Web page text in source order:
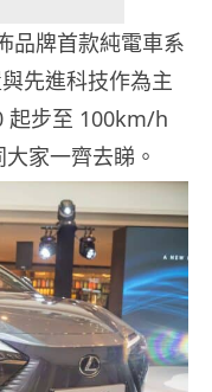
品牌首款純電車系
先進科技作為主
起步至 100km/h
家一齊去睇。